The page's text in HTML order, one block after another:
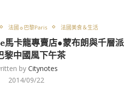
法國☼巴黎Paris 法國美食＆生活
卡龍專賣店●蒙布朗與千層派
黎中國風下午茶
by Citynotes
2014/09/22